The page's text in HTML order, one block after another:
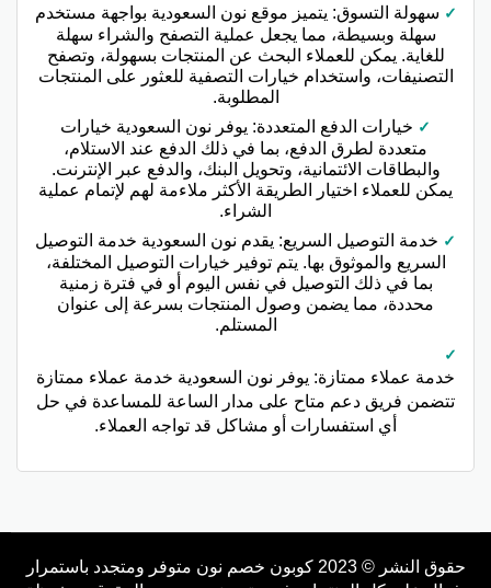
سهولة التسوق: يتميز موقع نون السعودية بواجهة مستخدم
سهلة وبسيطة، مما يجعل عملية التصفح والشراء سهلة
للغاية. يمكن للعملاء البحث عن المنتجات بسهولة، وتصفح
التصنيفات، واستخدام خيارات التصفية للعثور على المنتجات
المطلوبة.
خيارات الدفع المتعددة: يوفر نون السعودية خيارات
متعددة لطرق الدفع، بما في ذلك الدفع عند الاستلام،
والبطاقات الائتمانية، وتحويل البنك، والدفع عبر الإنترنت.
يمكن للعملاء اختيار الطريقة الأكثر ملاءمة لهم لإتمام عملية
الشراء.
خدمة التوصيل السريع: يقدم نون السعودية خدمة التوصيل
السريع والموثوق بها. يتم توفير خيارات التوصيل المختلفة،
بما في ذلك التوصيل في نفس اليوم أو في فترة زمنية
محددة، مما يضمن وصول المنتجات بسرعة إلى عنوان
المستلم.
خدمة عملاء ممتازة: يوفر نون السعودية خدمة عملاء ممتازة
تتضمن فريق دعم متاح على مدار الساعة للمساعدة في حل
أي استفسارات أو مشاكل قد تواجه العملاء.
حقوق النشر © 2023 كوبون خصم نون متوفر ومتجدد باستمرار